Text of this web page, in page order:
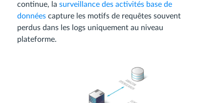
continue, la surveillance des activités base de
données capture les motifs de requêtes souvent
perdus dans les logs uniquement au niveau
plateforme.